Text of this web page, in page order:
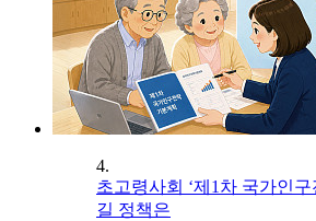
4.
초고령사회 ‘제1차 국가인
길 정책은